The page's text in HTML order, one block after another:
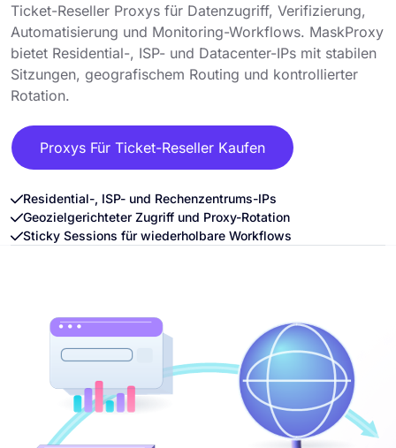
Ticket-Reseller Proxys für Datenzugriff, Verifizierung,
Automatisierung und Monitoring-Workflows. MaskProxy
bietet Residential-, ISP- und Datacenter-IPs mit stabilen
Sitzungen, geografischem Routing und kontrollierter
Rotation.
Proxys Für Ticket-Reseller Kaufen
Residential-, ISP- und Rechenzentrums-IPs
Geozielgerichteter Zugriff und Proxy-Rotation
Sticky Sessions für wiederholbare Workflows